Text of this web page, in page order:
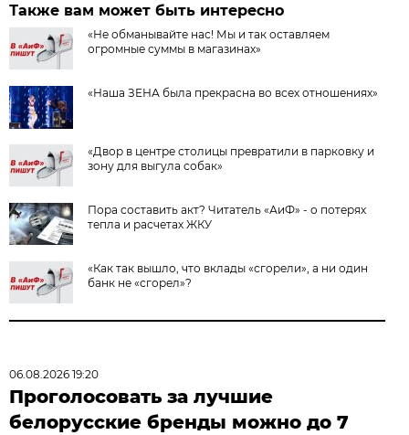
Также вам может быть интересно
«Не обманывайте нас! Мы и так оставляем
огромные суммы в магазинах»
«Наша ЗЕНА была прекрасна во всех отношениях»
«Двор в центре столицы превратили в парковку и
зону для выгула собак»
Пора составить акт? Читатель «АиФ» - о потерях
тепла и расчетах ЖКУ
«Как так вышло, что вклады «сгорели», а ни один
банк не «сгорел»?
06.08.2026 19:20
Проголосовать за лучшие
белорусские бренды можно до 7